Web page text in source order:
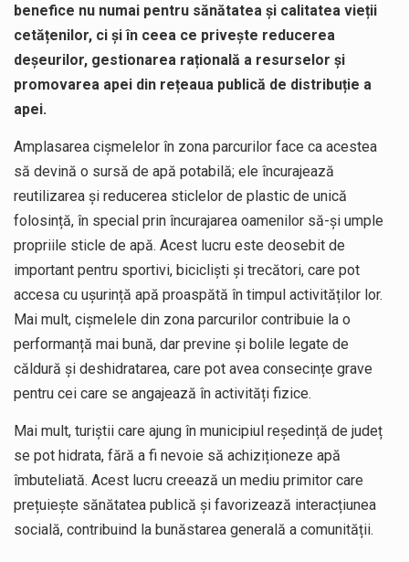
benefice nu numai pentru sănătatea și calitatea vieții
cetățenilor, ci și în ceea ce privește reducerea
deșeurilor, gestionarea rațională a resurselor și
promovarea apei din rețeaua publică de distribuție a
apei.
Amplasarea cișmelelor în zona parcurilor face ca acestea
să devină o sursă de apă potabilă; ele încurajează
reutilizarea și reducerea sticlelor de plastic de unică
folosință, în special prin încurajarea oamenilor să-și umple
propriile sticle de apă. Acest lucru este deosebit de
important pentru sportivi, bicicliști și trecători, care pot
accesa cu ușurință apă proaspătă în timpul activităților lor.
Mai mult, cișmelele din zona parcurilor contribuie la o
performanță mai bună, dar previne și bolile legate de
căldură și deshidratarea, care pot avea consecințe grave
pentru cei care se angajează în activități fizice.
Mai mult, turiștii care ajung în municipiul reședință de județ
se pot hidrata, fără a fi nevoie să achiziționeze apă
îmbuteliată. Acest lucru creează un mediu primitor care
prețuiește sănătatea publică și favorizează interacțiunea
socială, contribuind la bunăstarea generală a comunității.